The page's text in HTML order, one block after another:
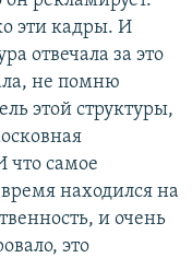
эти кадры. И
отвечала за это
не помню
этой структуры,
что самое
находился на
и очень
это